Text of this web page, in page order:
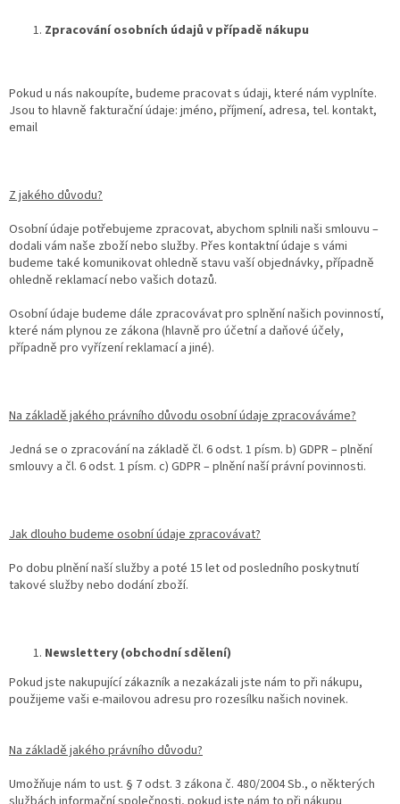
Zpracování osobních údajů v případě nákupu
Pokud u nás nakoupíte, budeme pracovat s údaji, které nám vyplníte.
Jsou to hlavně fakturační údaje: jméno, příjmení, adresa, tel. kontakt,
email
Z jakého důvodu?
Osobní údaje potřebujeme zpracovat, abychom splnili naši smlouvu –
dodali vám naše zboží nebo služby. Přes kontaktní údaje s vámi
budeme také komunikovat ohledně stavu vaší objednávky, případně
ohledně reklamací nebo vašich dotazů.
Osobní údaje budeme dále zpracovávat pro splnění našich povinností,
které nám plynou ze zákona (hlavně pro účetní a daňové účely,
případně pro vyřízení reklamací a jiné).
Na základě jakého právního důvodu osobní údaje zpracováváme?
Jedná se o zpracování na základě čl. 6 odst. 1 písm. b) GDPR – plnění
smlouvy a čl. 6 odst. 1 písm. c) GDPR – plnění naší právní povinnosti.
Jak dlouho budeme osobní údaje zpracovávat?
Po dobu plnění naší služby a poté 15 let od posledního poskytnutí
takové služby nebo dodání zboží.
Newslettery (obchodní sdělení)
Pokud jste nakupující zákazník a nezakázali jste nám to při nákupu,
použijeme vaši e-mailovou adresu pro rozesílku našich novinek.
Na základě jakého právního důvodu?
Umožňuje nám to ust. § 7 odst. 3 zákona č. 480/2004 Sb., o některých